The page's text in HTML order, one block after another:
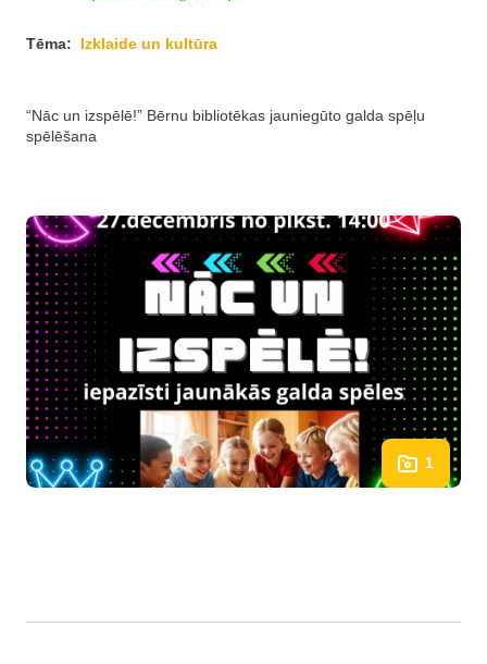
Tēma: Izklaide un kultūra
“Nāc un izspēlē!” Bērnu bibliotēkas jauniegūto galda spēļu
spēlēšana
1